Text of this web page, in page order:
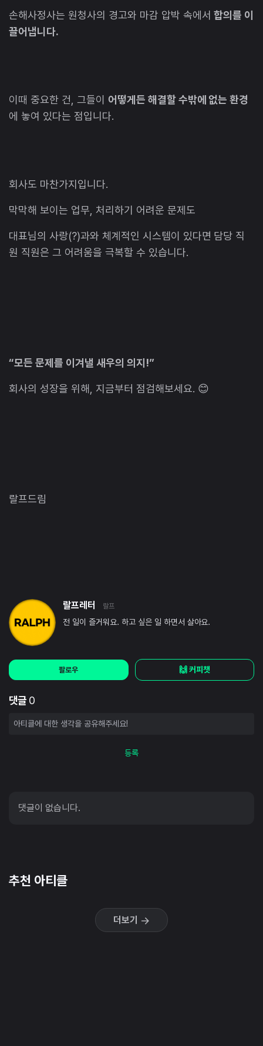
손해사정사는 원청사의 경고와 마감 압박 속에서합의를 이
끌어냅니다.
이때 중요한 건, 그들이 어떻게든 해결할 수밖에 없는 환경
에 놓여 있다는 점입니다.
회사도 마찬가지입니다.
막막해 보이는 업무, 처리하기 어려운 문제도
대표님의 사랑(?)과와 체계적인 시스템이 있다면 담당 직
원 직원은 그 어려움을 극복할 수 있습니다.
“모든 문제를 이겨낼 새우의 의지!”
회사의 성장을 위해, 지금부터 점검해보세요. 😊
랄프드림
랄프레터 랄프
전 일이 즐거워요. 하고 싶은 일 하면서 살아요.
팔로우 🙌 커피챗
댓글 0
등록
댓글이 없습니다.
추천 아티클
더보기